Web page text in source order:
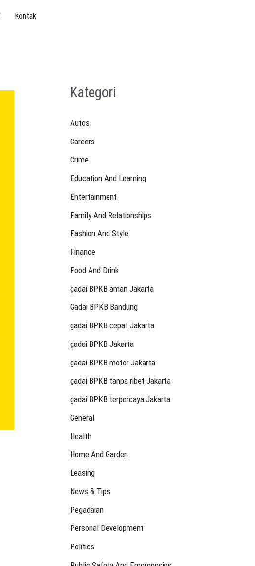
Kontak
Kategori
Autos
Careers
Crime
Education And Learning
Entertainment
Family And Relationships
Fashion And Style
Finance
Food And Drink
gadai BPKB aman Jakarta
Gadai BPKB Bandung
gadai BPKB cepat Jakarta
gadai BPKB Jakarta
gadai BPKB motor Jakarta
gadai BPKB tanpa ribet Jakarta
gadai BPKB terpercaya Jakarta
General
Health
Home And Garden
Leasing
News & Tips
Pegadaian
Personal Development
Politics